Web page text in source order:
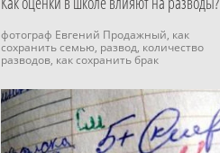
фотограф Евгений Продажный, как
сохранить семью, развод, количество
разводов, как сохранить брак